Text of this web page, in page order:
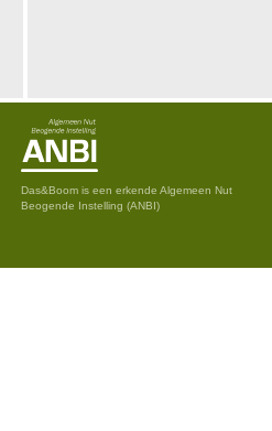
Das&Boom is een erkende Algemeen Nut
Beogende Instelling (ANBI)